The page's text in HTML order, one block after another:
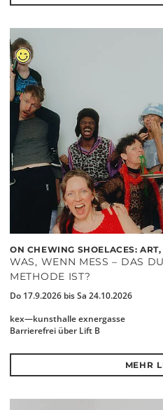
ON CHEWING SHOELACES:
WAS, WENN MESS – DAS
METHODE IST?
Do 17.9.2026 bis Sa 24.10.2026
kex—kunsthalle exnergasse
Barrierefrei über Lift B
MEHR